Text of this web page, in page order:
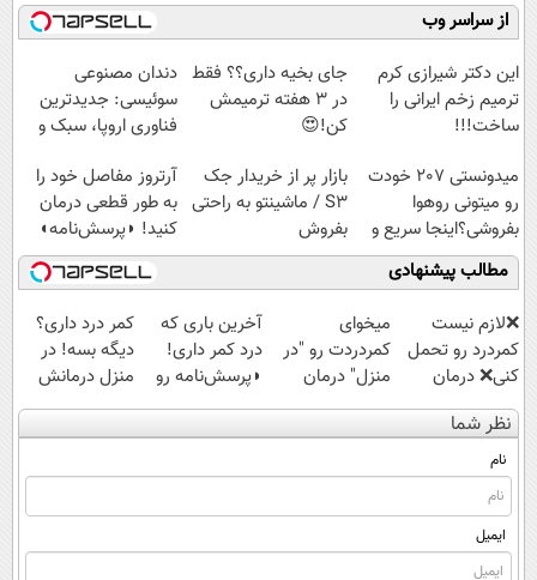
نصب آسان و
پرداخت اقساطی
💳 📍 تهران
کنید!
◗پرسش‌نامه◖
فناوری اروپا،
سبک و مقاوم |
پرداخت قسطی
کن
(◀پرسش‌نامه)
از سراسر وب
این دکتر شیرازی کرم
ترمیم زخم ایرانی را
ساخت!!!
جای بخیه داری؟؟ فقط
در 3 هفته ترمیمش
کن!😍
دندان مصنوعی
سوئیسی: جدیدترین
فناوری اروپا، سبک و
قسطی
میدونستی 207 خودت
رو میتونی روهوا
بفروشی؟اینجا سریع و
راحت بفروش
بازار پر از خریدار جک
S3 / ماشینتو به راحتی
بفروش
آرتروز مفاصل خود را
به طور قطعی درمان
کنید! ◗پرسش‌نامه◖
مطالب پیشنهادی
❌لازم نیست
کمردرد رو تحمل
کنی❌ درمان
بدون جراحی و
قرص
(پرسشنامه)
میخوای
کمردردت رو "در
منزل" درمان
کنی؟ (◂فیلم +
◂پرسش‌نامه)
آخرین باری که
درد کمر داری!
◗پرسش‌نامه رو
پر کن◖
کمر درد داری؟
دیگه بسه! در
منزل درمانش
کن
(◀پرسش‌نامه)
نظر شما
نام
ایمیل